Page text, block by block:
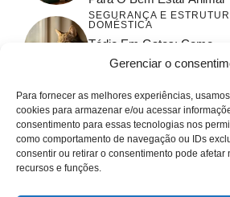
Gerenciar o
Para fornecer as melhores experiências,
cookies para armazenar e/ou acessar
consentimento para essas tecnologias nos
como comportamento de navegação ou IDs
consentir ou retirar o consentimento pode afetar
recursos e funções.
SEGURANÇA E
DOMÉSTICA
Tédio Em Gatos: Como
Garantir O Bem-Estar E A